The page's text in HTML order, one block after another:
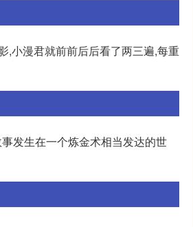
,小漫君就前前后后看了两三遍,每重
发生在一个炼金术相当发达的世